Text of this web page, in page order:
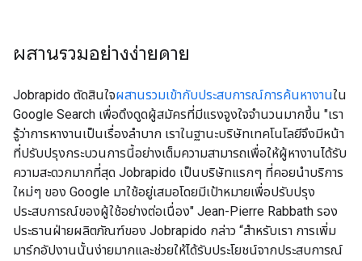
ผสานรวมอย่างง่ายดาย
Jobrapido ตัดสินใจผสานรวมเข้ากับประสบการณ์การค้นหางานใน
Google Search เพื่อดึงดูดผู้สมัครที่มีแรงจูงใจจำนวนมากขึ้น "เรา
รู้ว่าการหางานเป็นเรื่องลำบาก เราในฐานะบริษัทเทคโนโลยีจึงมีหน้า
ที่ปรับปรุงกระบวนการนี้อย่างเต็มความสามารถเพื่อให้ผู้หางานได้รับ
ความสะดวกมากที่สุด Jobrapido เป็นบริษัทแรกๆ ที่คอยนำบริการ
ใหม่ๆ ของ Google มาใช้อยู่เสมอโดยมีเป้าหมายเพื่อปรับปรุง
ประสบการณ์ของผู้ใช้อย่างต่อเนื่อง" Jean-Pierre Rabbath รอง
ประธานฝ่ายผลิตภัณฑ์ของ Jobrapido กล่าว “สำหรับเรา การเพิ่ม
มาร์กอัปงานนั้นง่ายมากและช่วยให้ได้รับประโยชน์จากประสบการณ์